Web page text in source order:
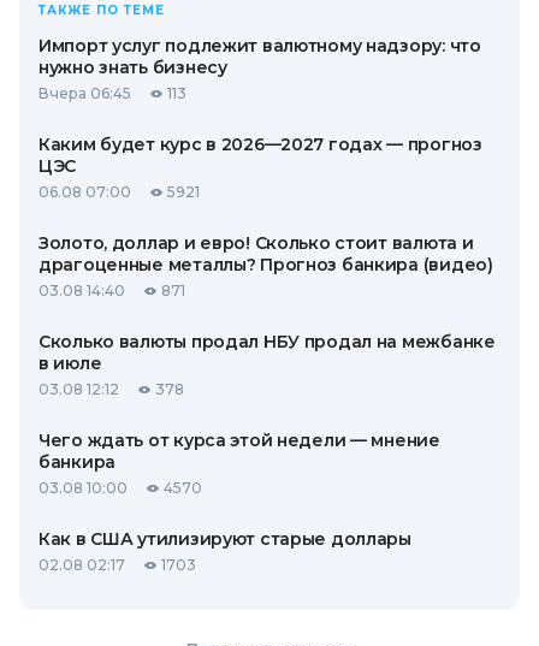
ТАКЖЕ ПО ТЕМЕ
Импорт услуг подлежит валютному надзору: что
нужно знать бизнесу
Вчера 06:45 113
Каким будет курс в 2026—2027 годах — прогноз
ЦЭС
06.08 07:00 5921
Золото, доллар и евро! Сколько стоит валюта и
драгоценные металлы? Прогноз банкира (видео)
03.08 14:40 871
Сколько валюты продал НБУ продал на межбанке
в июле
03.08 12:12 378
Чего ждать от курса этой недели — мнение
банкира
03.08 10:00 4570
Как в США утилизируют старые доллары
02.08 02:17 1703